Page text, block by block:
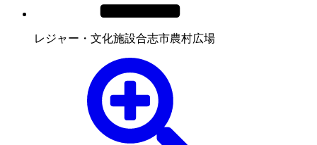
レジャー・文化施設合志市農村広場